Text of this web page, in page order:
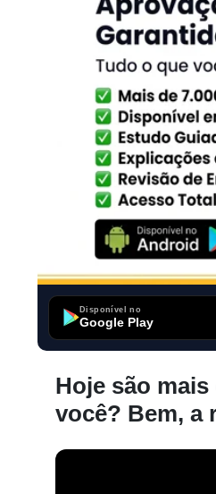
Disponível no
Google Play
Hoje são
você? Bem, a